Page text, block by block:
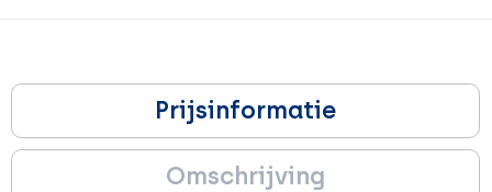
Prijsinformatie
Omschrijving